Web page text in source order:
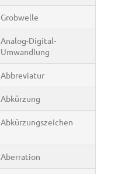
Grobwelle
Analog-Digital-
Umwandlung
Abbreviatur
Abkürzung
Abkürzungszeichen
Aberration